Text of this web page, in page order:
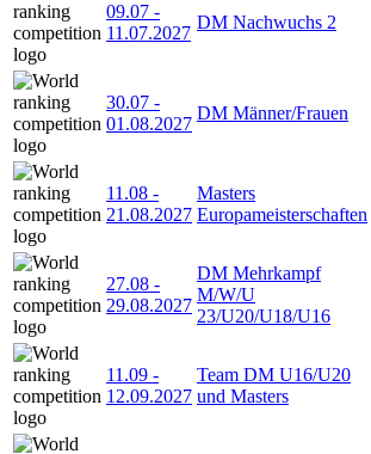
09.07 -
11.07.2027
DM Nachwuchs 2
30.07 -
01.08.2027
DM Männer/Frauen
11.08 -
21.08.2027
Masters
Europameisterschaften
27.08 -
29.08.2027
DM Mehrkampf
M/W/U
23/U20/U18/U16
11.09 -
12.09.2027
Team DM U16/U20
und Masters